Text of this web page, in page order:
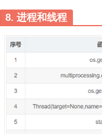
8. 进程和线程